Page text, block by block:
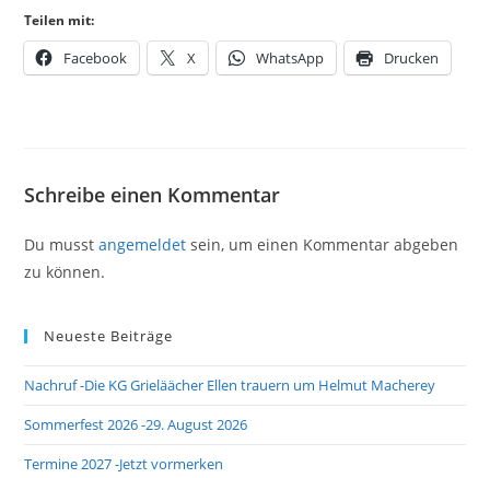
Teilen mit:
Facebook X WhatsApp Drucken
Schreibe einen Kommentar
Du musstangemeldet sein, um einen Kommentar abgeben
zu können.
Neueste Beiträge
Nachruf -Die KG Grieläächer Ellen trauern um Helmut Macherey
Sommerfest 2026 -29. August 2026
Termine 2027 -Jetzt vormerken